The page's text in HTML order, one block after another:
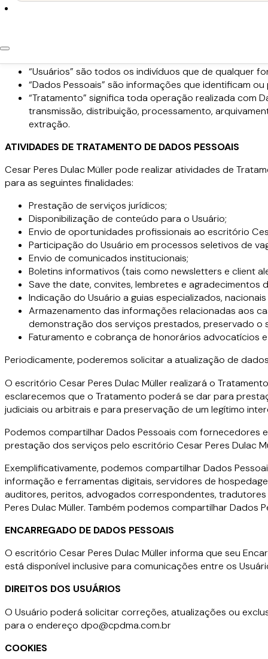
recebimento de comunicados do escritório Cesar Peres
Para fins desta Política de Privacidade:
“Usuários” são todos os indivíduos que de qualquer
“Dados Pessoais” são informações que identificam
“Tratamento” significa toda operação realizada com
transmissão, distribuição, processamento,
extração.
ATIVIDADES DE TRATAMENTO DE DADOS PESSOAIS
Cesar Peres Dulac Müller pode realizar atividades de
para as seguintes finalidades:
Prestação de serviços jurídicos;
Disponibilização de conteúdo para o Usuário;
Envio de oportunidades profissionais ao escritório
Participação do Usuário em processos seletivos de
Envio de comunicados institucionais;
Boletins informativos (tais como newsletters e client
Save the date, convites, lembretes e agradecimentos
Indicação do Usuário a guias especializados,
Armazenamento das informações relacionadas aos
demonstração dos serviços prestados, preservado o
Faturamento e cobrança de honorários advocatícios
Periodicamente, poderemos solicitar a atualização de
O escritório Cesar Peres Dulac Müller realizará o
esclarecemos que o Tratamento poderá se dar para
judiciais ou arbitrais e para preservação de um legítimo
Podemos compartilhar Dados Pessoais com fornecedores
prestação dos serviços pelo escritório Cesar Peres Dulac
Exemplificativamente, podemos compartilhar Dados
informação e ferramentas digitais, servidores de
auditores, peritos, advogados correspondentes,
Peres Dulac Müller. Também podemos compartilhar
ENCARREGADO DE DADOS PESSOAIS
O escritório Cesar Peres Dulac Müller informa que seu
está disponível inclusive para comunicações entre os
DIREITOS DOS USUÁRIOS
O Usuário poderá solicitar correções, atualizações ou
para o endereço dpo@cpdma.com.br
COOKIES